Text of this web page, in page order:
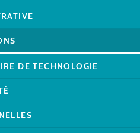
DE TECHNOLOGIE